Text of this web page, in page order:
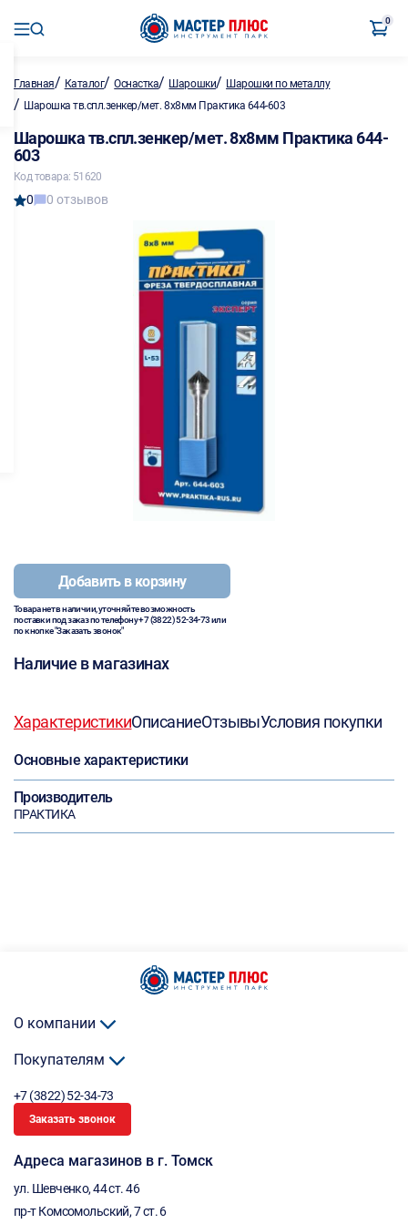
0
Главная/ Каталог/Оснастка/ Шарошки/ Шарошки по металлу
/ Шарошка тв.спл.зенкер/мет. 8х8мм Практика 644-603
Шарошка тв.спл.зенкер/мет. 8х8мм Практика 644-
603
Код товара: 51620
0 0 отзывов
Добавить в корзину
Товара нет в наличии, уточняйте возможность
поставки под заказ по телефону+7 (3822) 52-34-73или
по кнопке "Заказать звонок"
Наличие в магазинах
ХарактеристикиОписаниеОтзывыУсловия покупки
Основные характеристики
Производитель
ПРАКТИКА
О компании
Покупателям
+7 (3822) 52-34-73
Заказать звонок
Адреса магазинов в г. Томск
ул. Шевченко, 44 ст. 46
пр-т Комсомольский, 7 ст. 6